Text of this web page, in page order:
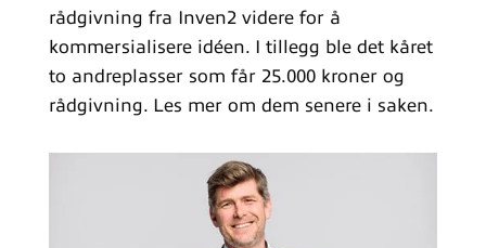
rådgivning fra Inven2 videre for å
kommersialisere idéen. I tillegg ble det kåret
to andreplasser som får 25.000 kroner og
rådgivning. Les mer om dem senere i saken.